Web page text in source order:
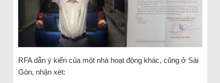
RFA dẫn ý kiến của một nhà hoạt động khác, cũng ở Sài
Gòn, nhận xét: